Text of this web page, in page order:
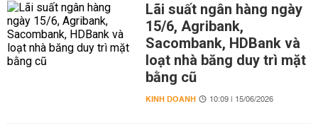
Lãi suất ngân hàng ngày
15/6, Agribank,
Sacombank, HDBank và
loạt nhà băng duy trì mặt
bằng cũ
KINH DOANH 10:09 | 15/06/2026